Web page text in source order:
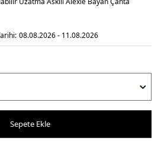
08.08.2026 - 11.08.2026
Sepete Ekle